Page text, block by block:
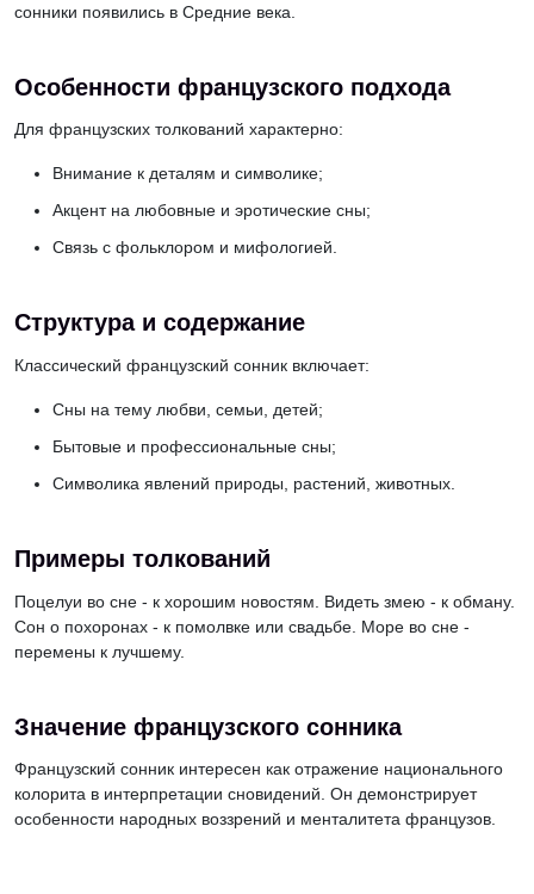
сонники появились в Средние века.
Особенности французского подхода
Для французских толкований характерно:
Внимание к деталям и символике;
Акцент на любовные и эротические сны;
Связь с фольклором и мифологией.
Структура и содержание
Классический французский сонник включает:
Сны на тему любви, семьи, детей;
Бытовые и профессиональные сны;
Символика явлений природы, растений, животных.
Примеры толкований
Поцелуи во сне - к хорошим новостям. Видеть змею - к обману.
Сон о похоронах - к помолвке или свадьбе. Море во сне -
перемены к лучшему.
Значение французского сонника
Французский сонник интересен как отражение национального
колорита в интерпретации сновидений. Он демонстрирует
особенности народных воззрений и менталитета французов.